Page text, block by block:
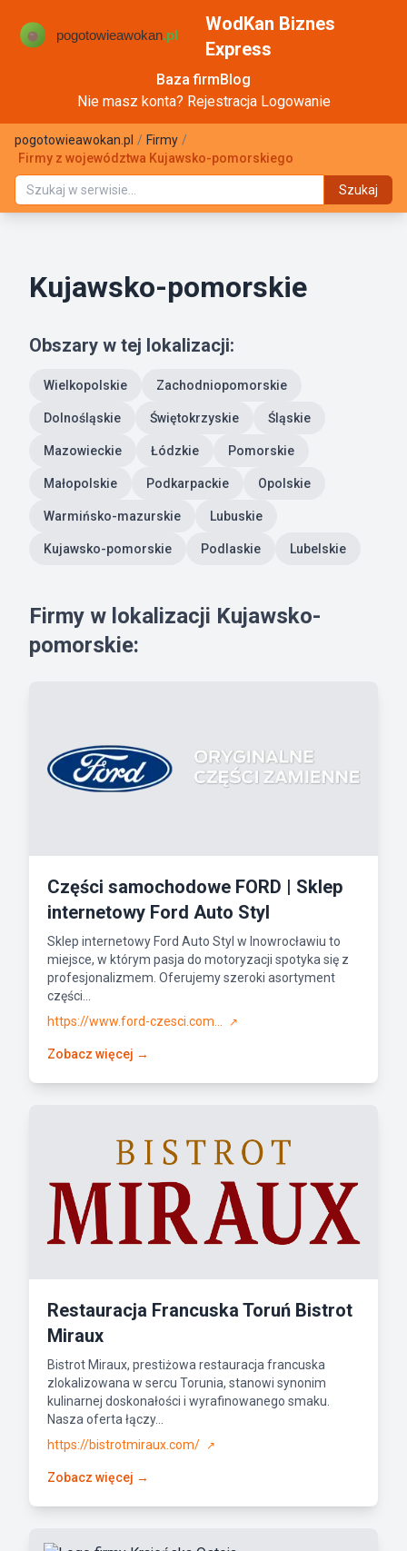
WodKan Biznes
Express
Baza firmBlog
Nie masz konta? Rejestracja Logowanie
pogotowieawokan.pl / Firmy /
Firmy z województwa Kujawsko-pomorskiego
Szukaj
Kujawsko-pomorskie
Obszary w tej lokalizacji:
Wielkopolskie Zachodniopomorskie
Dolnośląskie Świętokrzyskie Śląskie
Mazowieckie Łódzkie Pomorskie
Małopolskie Podkarpackie Opolskie
Warmińsko-mazurskie Lubuskie
Kujawsko-pomorskie Podlaskie Lubelskie
Firmy w lokalizacji Kujawsko-
pomorskie:
Części samochodowe FORD | Sklep
internetowy Ford Auto Styl
Sklep internetowy Ford Auto Styl w Inowrocławiu to
miejsce, w którym pasja do motoryzacji spotyka się z
profesjonalizmem. Oferujemy szeroki asortyment
części...
https://www.ford-czesci.com...
↗
Zobacz więcej →
Restauracja Francuska Toruń Bistrot
Miraux
Bistrot Miraux, prestiżowa restauracja francuska
zlokalizowana w sercu Torunia, stanowi synonim
kulinarnej doskonałości i wyrafinowanego smaku.
Nasza oferta łączy...
https://bistrotmiraux.com/
↗
Zobacz więcej →